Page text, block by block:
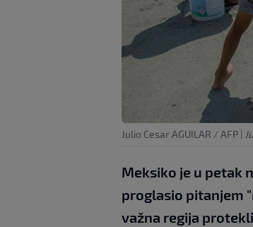
Julio Cesar AGUILAR / AFP |
Meksiko je u petak
proglasio pitanjem
važna regija